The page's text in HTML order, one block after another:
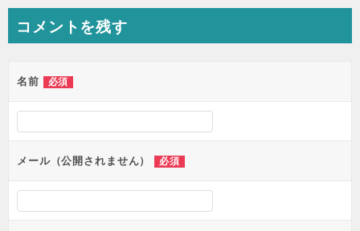
ナ
ビ
ー
コメントを残す
名前 必須
メール（公開されません） 必須